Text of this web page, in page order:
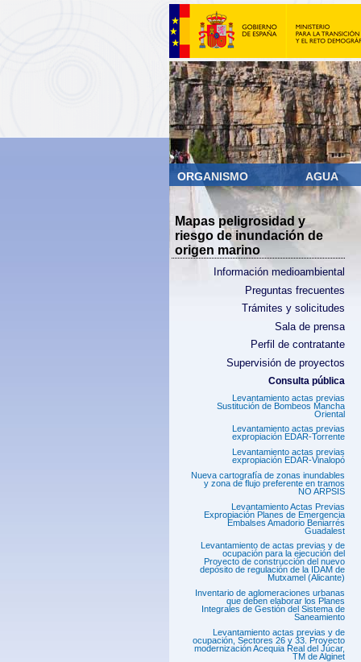
ORGANISMO AGUA
Mapas peligrosidad y
riesgo de inundación de
origen marino
Información medioambiental
Preguntas frecuentes
Trámites y solicitudes
Sala de prensa
Perfil de contratante
Supervisión de proyectos
Consulta pública
Levantamiento actas previas
Sustitución de Bombeos Mancha
Oriental
Levantamiento actas previas
expropiación EDAR-Torrente
Levantamiento actas previas
expropiación EDAR-Vinalopó
Nueva cartografía de zonas inundables
y zona de flujo preferente en tramos
NO ARPSIS
Levantamiento Actas Previas
Expropiación Planes de Emergencia
Embalses Amadorio Beniarrés
Guadalest
Levantamiento de actas previas y de
ocupación para la ejecución del
Proyecto de construcción del nuevo
depósito de regulación de la IDAM de
Mutxamel (Alicante)
Inventario de aglomeraciones urbanas
que deben elaborar los Planes
Integrales de Gestión del Sistema de
Saneamiento
Levantamiento actas previas y de
ocupación, Sectores 26 y 33. Proyecto
modernización Acequia Real del Júcar,
TM de Alginet